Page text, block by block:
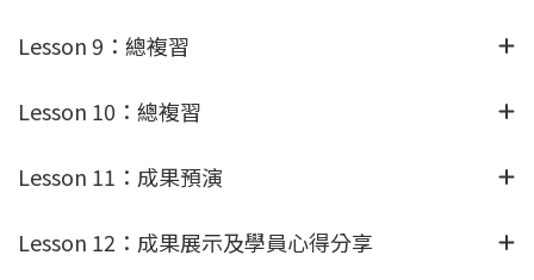
Lesson 9：總複習
Lesson 10：總複習
Lesson 11：成果預演
Lesson 12：成果展示及學員心得分享